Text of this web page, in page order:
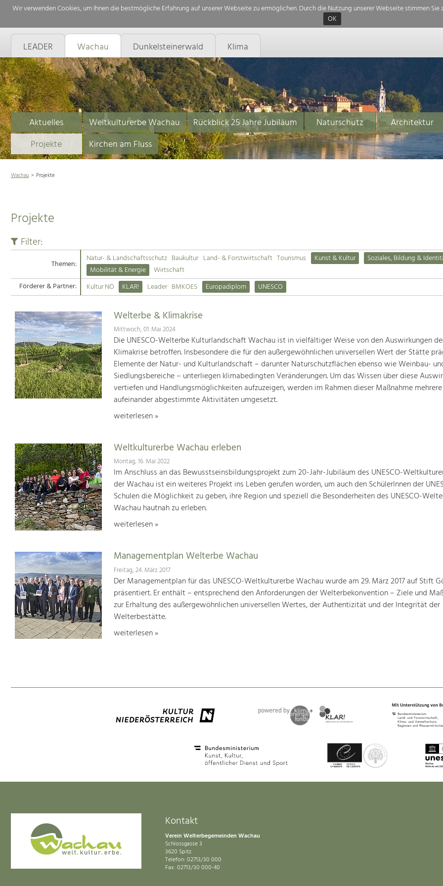
Wir verwenden Cookies, um Ihnen die bestmögliche Erfahrung auf unserer Webseite zu ermöglichen. Durch die Nutzung unserer Webseite stimmen
OK
LEADER Wachau Dunkelsteinerwald Klima
Aktuelles Weltkulturerbe Wachau Rückblick 25 Jahre Jubiläum Naturschutz Architektur
Projekte
Kirchen am Fluss
Wachau Projekte
Projekte
Filter:
Themen: Natur- & Landschaftsschutz Baukultur Land- & Forstwirtschaft Tourismus Kunst & Kultur
Soziales, Bildung &
Mobilität & Energie
Wirtschaft
Förderer & Partner:
Kultur NÖ KLAR! Leader BMKOES Europadiplom UNESCO
Welterbe & Klimakrise
Mittwoch, 01. Mai 2024
Die UNESCO-Welterbe Kulturlandschaft Wachau ist in vielfältiger Weise von den Auswirkungen
Klimakrise betroffen. Insbesondere die für den außergewöhnlichen universellen Wert der Stätte
Elemente der Natur- und Kulturlandschaft – darunter Naturschutzflächen ebenso wie Weinbau-
Siedlungsbereiche – unterliegen klimabedingten Veränderungen. Um das Wissen über diese
vertiefen und Handlungsmöglichkeiten aufzuzeigen, werden im Rahmen dieser Maßnahme mehrere
aufeinander abgestimmte Aktivitäten umgesetzt.
weiterlesen »
Weltkulturerbe Wachau erleben
Montag, 16. Mai 2022
Im Anschluss an das Bewusstseinsbildungsprojekt zum 20-Jahr-Jubiläum des UNESCO-
der Wachau ist ein weiteres Projekt ins Leben gerufen worden, um auch den SchülerInnen der
Schulen die Möglichkeit zu geben, ihre Region und speziell die Besonderheiten des UNESCO-
Wachau hautnah zu erleben.
weiterlesen »
Managementplan Welterbe Wachau
Freitag, 24. März 2017
Der Managementplan für das UNESCO-Weltkulturerbe Wachau wurde am 29. März 2017 auf Stift
präsentiert. Er enthält – entsprechend den Anforderungen der Welterbekonvention – Ziele und
zur Erhaltung des außergewöhnlichen universellen Wertes, der Authentizität und der Integrität der
Welterbestätte.
weiterlesen »
Kontakt
Verein Welterbegemeinden Wachau
Schlossgasse 3
3620 Spitz
Telefon: 02713/30 000
Fax: 02713/30 000-40